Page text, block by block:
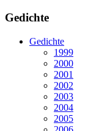
Gedichte
Gedichte
1999
2000
2001
2002
2003
2004
2005